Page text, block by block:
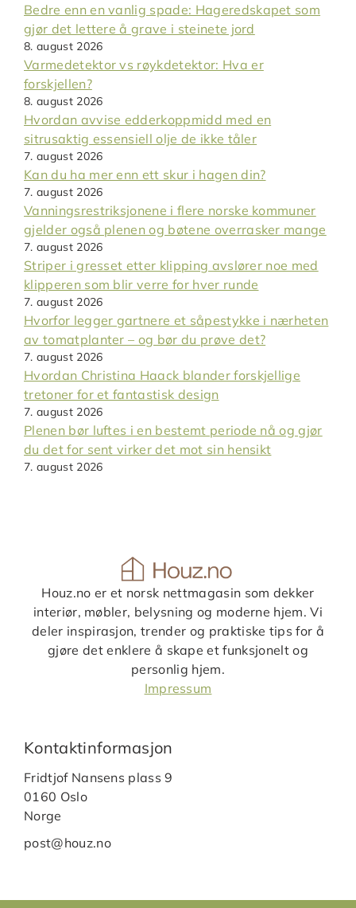
Bedre enn en vanlig spade: Hageredskapet som
gjør det lettere å grave i steinete jord
8. august 2026
Varmedetektor vs røykdetektor: Hva er
forskjellen?
8. august 2026
Hvordan avvise edderkoppmidd med en
sitrusaktig essensiell olje de ikke tåler
7. august 2026
Kan du ha mer enn ett skur i hagen din?
7. august 2026
Vanningsrestriksjonene i flere norske kommuner
gjelder også plenen og bøtene overrasker mange
7. august 2026
Striper i gresset etter klipping avslører noe med
klipperen som blir verre for hver runde
7. august 2026
Hvorfor legger gartnere et såpestykke i nærheten
av tomatplanter – og bør du prøve det?
7. august 2026
Hvordan Christina Haack blander forskjellige
tretoner for et fantastisk design
7. august 2026
Plenen bør luftes i en bestemt periode nå og gjør
du det for sent virker det mot sin hensikt
7. august 2026
Houz.no er et norsk nettmagasin som dekker
interiør, møbler, belysning og moderne hjem. Vi
deler inspirasjon, trender og praktiske tips for å
gjøre det enklere å skape et funksjonelt og
personlig hjem.
Impressum
Kontaktinformasjon
Fridtjof Nansens plass 9
0160 Oslo
Norge
post@houz.no